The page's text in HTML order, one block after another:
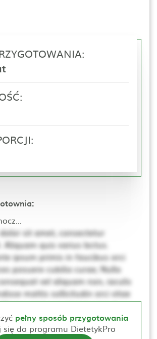
sit amet, consectetur
Aliquam quis varius lectus.
ipsum primis in faucibus orci
posuere cubilia curae; Nulla
vel aliquam non, iaculis
mattis sollicitudin orci vitae
non neque a mi consequat
elementum, ante sed tincidunt
rhoncus magna, at posuere t
pełny sposób przygotowania
się do programu DietetykPro